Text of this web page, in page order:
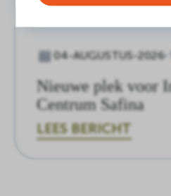
04-AUGUSTUS-2026
Nieuwe plek voor
Centrum Safina
LEES BERICHT